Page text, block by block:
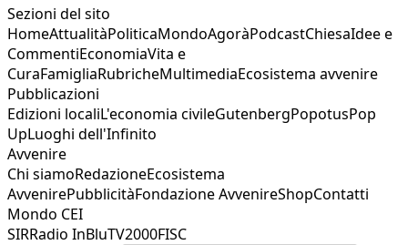
Sezioni del sito
HomeAttualitàPoliticaMondoAgoràPodcastChiesaIdee e
CommentiEconomiaVita e
CuraFamigliaRubricheMultimediaEcosistema avvenire
Pubblicazioni
Edizioni localiL'economia civileGutenbergPopotusPop
UpLuoghi dell'Infinito
Avvenire
Chi siamoRedazioneEcosistema
AvvenirePubblicitàFondazione AvvenireShopContatti
Mondo CEI
SIRRadio InBluTV2000FISC